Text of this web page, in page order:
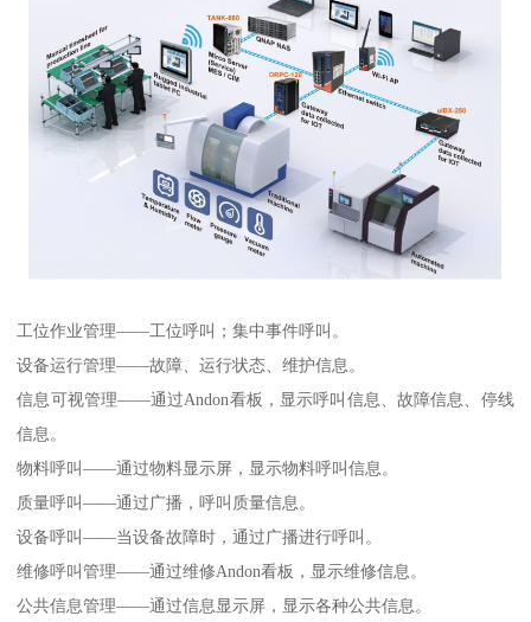
工位作业管理——工位呼叫；集中事件呼叫。
设备运行管理——故障、运行状态、维护信息。
信息可视管理——通过Andon看板，显示呼叫信息、故障信息、停线
信息。
物料呼叫——通过物料显示屏，显示物料呼叫信息。
质量呼叫——通过广播，呼叫质量信息。
设备呼叫——当设备故障时，通过广播进行呼叫。
维修呼叫管理——通过维修Andon看板，显示维修信息。
公共信息管理——通过信息显示屏，显示各种公共信息。